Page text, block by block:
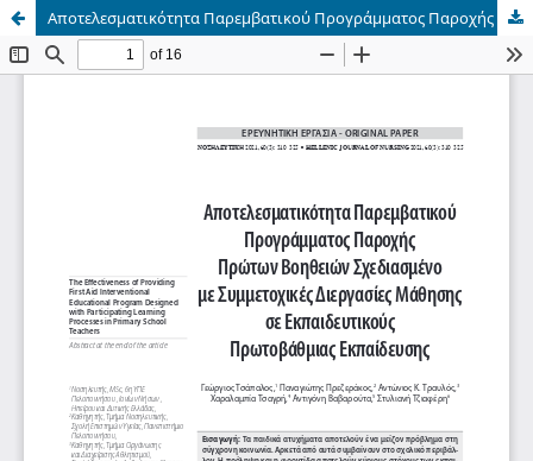
Αποτελεσματικότητα Παρεμβατικού Προγράμματος Παροχής Πρώτων Βοηθειών Σχεδιασμένο με Συμμετοχικές Διεργασίες Μάθησης σε Εκπαιδευτικούς Πρωτοβάθμιας Εκπαίδευσης